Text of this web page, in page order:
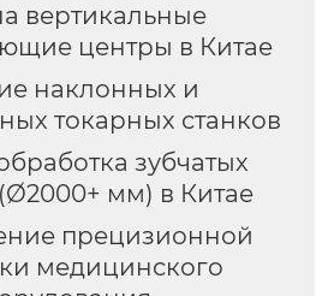
вертикальные
центры в Китае
наклонных и
токарных станков
зубчатых
мм) в Китае
прецизионной
медицинского